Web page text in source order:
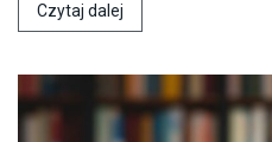
Czytaj dalej